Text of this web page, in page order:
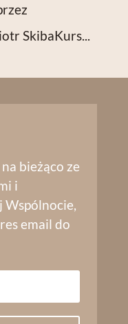
SkibaKurs...
bieżąco ze
i
Wspólnocie,
email do